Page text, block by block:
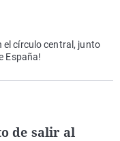
el círculo central, junto
España!
de salir al